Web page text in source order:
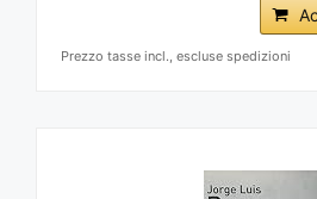
Prezzo tasse incl., escluse spedizioni